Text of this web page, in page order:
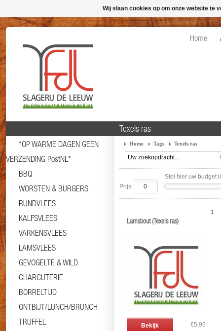
Home
*OP WARME DAGEN GEEN
VERZENDING PostNL*
BBQ
WORSTEN & BURGERS
RUNDVLEES
KALFSVLEES
VARKENSVLEES
LAMSVLEES
GEVOGELTE & WILD
CHARCUTERIE
BORRELTIJD
ONTBIJT/LUNCH/BRUNCH
TRUFFEL
Texels ras
Home Tags Texels ras
Stel hier uw budget
Prijs
Lamsbout (Texels ras)
Bekijk €5,95
1
Wij slaan cookies op om onze website te